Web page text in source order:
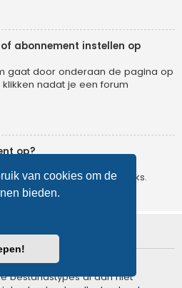
van cookies om de
bieden.
abonnement instellen op
gaat door onderaan de pagina op
nadat je een forum
op?
de hier voor dienende links.
op dit forum?
bestandstypes al dan niet